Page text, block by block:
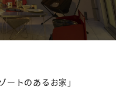
ートのあるお家」